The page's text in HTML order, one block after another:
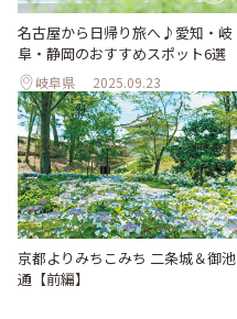
名古屋から日帰り旅へ♪愛知・岐
阜・静岡のおすすめスポット6選
岐阜県 2025.09.23
京都よりみちこみち 二条城＆御池
通【前編】